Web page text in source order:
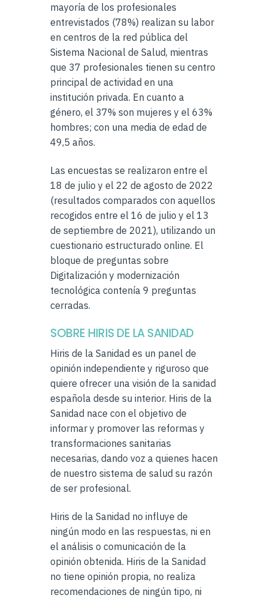
mayoría de los profesionales
entrevistados (78%) realizan su labor
en centros de la red pública del
Sistema Nacional de Salud, mientras
que 37 profesionales tienen su centro
principal de actividad en una
institución privada. En cuanto a
género, el 37% son mujeres y el 63%
hombres; con una media de edad de
49,5 años.
Las encuestas se realizaron entre el
18 de julio y el 22 de agosto de 2022
(resultados comparados con aquellos
recogidos entre el 16 de julio y el 13
de septiembre de 2021), utilizando un
cuestionario estructurado online. El
bloque de preguntas sobre
Digitalización y modernización
tecnológica contenía 9 preguntas
cerradas.
SOBRE HIRIS DE LA SANIDAD
Hiris de la Sanidad es un panel de
opinión independiente y riguroso que
quiere ofrecer una visión de la sanidad
española desde su interior. Hiris de la
Sanidad nace con el objetivo de
informar y promover las reformas y
transformaciones sanitarias
necesarias, dando voz a quienes hacen
de nuestro sistema de salud su razón
de ser profesional.
Hiris de la Sanidad no influye de
ningún modo en las respuestas, ni en
el análisis o comunicación de la
opinión obtenida. Hiris de la Sanidad
no tiene opinión propia, no realiza
recomendaciones de ningún tipo, ni